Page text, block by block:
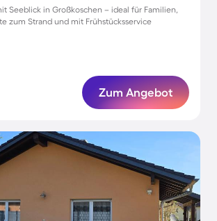
Seeblick in Großkoschen – ideal für Familien,
zum Strand und mit Frühstücksservice
Zum Angebot